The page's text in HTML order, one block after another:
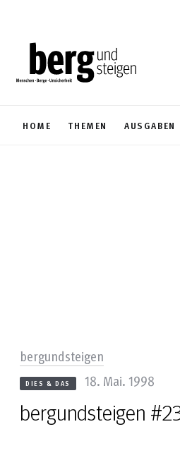
HOME THEMEN AUSGABEN
bergundsteigen
DIES & DAS 18. Mai. 1998
bergundsteigen